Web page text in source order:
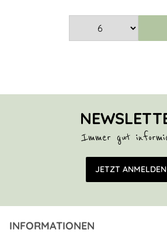
Immer gut
E-Mail Adresse
JETZT ANMELDEN
INFORMATIONEN